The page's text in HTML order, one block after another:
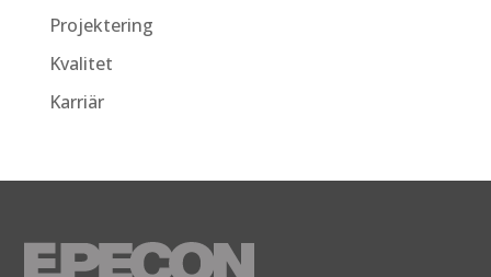
Projektering
Kvalitet
Karriär